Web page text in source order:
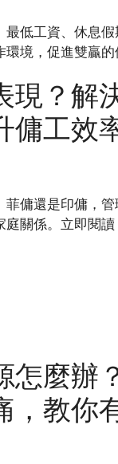
低工資、休息
境，促進雙贏的
？解
工效
傭還是印傭，
關係。立即閱
怎麼辦
教你